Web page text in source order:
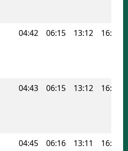
04:42 06:15 13:12 16:57
04:43 06:15 13:12 16:56
04:45 06:16 13:11 16:55